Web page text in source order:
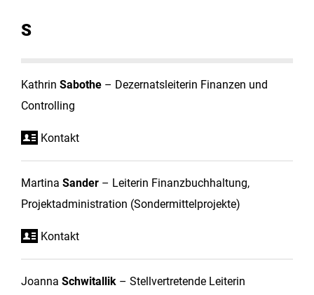
S
Kathrin Sabothe – Dezernatsleiterin Finanzen und
Controlling
Kontakt
Martina Sander – Leiterin Finanzbuchhaltung,
Projektadministration (Sondermittelprojekte)
Kontakt
Joanna Schwitallik – Stellvertretende Leiterin